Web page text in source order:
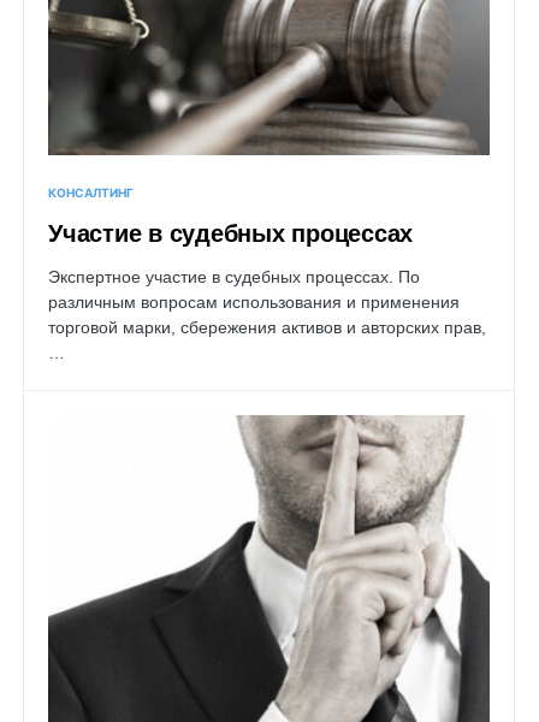
КОНСАЛТИНГ
Участие в судебных процессах
Экспертное участие в судебных процессах. По
различным вопросам использования и применения
торговой марки, сбережения активов и авторских прав,